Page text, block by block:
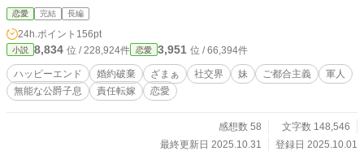
ンデルディング公爵家の圧力により、すべての実績を妹に奪われ、婚約まで妹に
譲ることになってしまう。 しかし、それは本当に不幸だったのだろうか？ 新た
な婚約相手として現れたのは、セラフィナの真の実力を正しく評価してくれる軍
人貴族マキシミリアン。そしてイザベラとロデリックの元には、「奪った実績」
を背負いきれない現実が待っていた。 偽りで塗り固めた成功は、いつまで続く
のか。 真の実力者はどちらなのか。パーティーに集う貴族たちが下す評価は、
明確だった。 奪い取った者が泣き、奪われた者が笑う。 それが、この物語の結
丈夫なのかしら」の内容を再構築しつつ、他にも色々な過去作のエッセンスを加
えながら新しい展開で物語を書いています。
恋愛 完結 長編
24h.ポイント 156pt
小説 8,834 位 / 228,924件 恋愛 3,951 位 / 66,394件
ハッピーエンド 婚約破棄 ざまぁ 社交界 妹 ご都合主義
軍人
無能な公爵子息
責任転嫁 恋愛
感想数 58
文字数 148,546
最終更新日 2025.10.31
登録日 2025.10.01